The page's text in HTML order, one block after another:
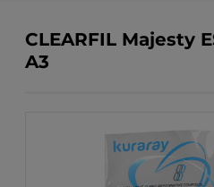
CLEARFIL Majesty
A3